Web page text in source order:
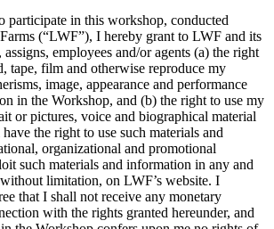
participate in this workshop, conducted
(“LWF”), I hereby grant to LWF and its
assigns, employees and/or agents (a) the right
tape, film and otherwise reproduce my
image, appearance and performance
in the Workshop, and (b) the right to use my
or pictures, voice and biographical material
the right to use such materials and
organizational and promotional
such materials and information in any and
limitation, on LWF’s website. I
that I shall not receive any monetary
with the rights granted hereunder, and